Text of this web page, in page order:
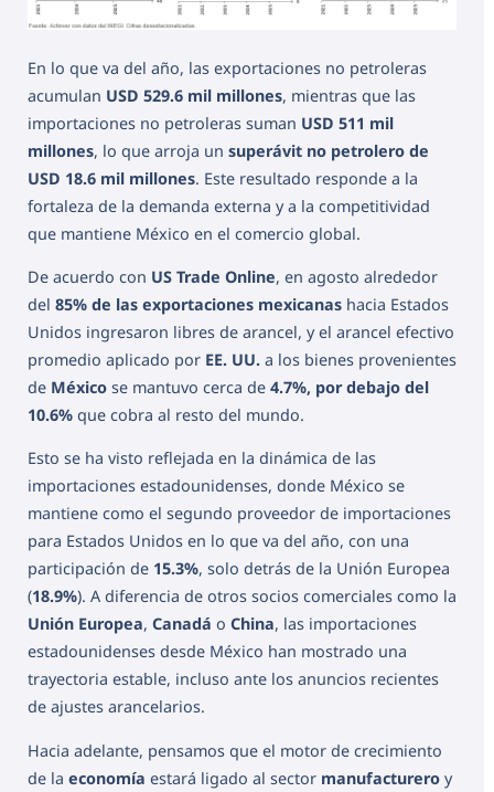
En lo que va del año, las exportaciones no petroleras
acumulan USD 529.6 mil millones, mientras que las
importaciones no petroleras suman USD 511 mil
millones, lo que arroja un superávit no petrolero de
USD 18.6 mil millones. Este resultado responde a la
fortaleza de la demanda externa y a la competitividad
que mantiene México en el comercio global.
De acuerdo con US Trade Online, en agosto alrededor
del 85% de las exportaciones mexicanas hacia Estados
Unidos ingresaron libres de arancel, y el arancel efectivo
promedio aplicado por EE. UU. a los bienes provenientes
de México se mantuvo cerca de 4.7%, por debajo del
10.6% que cobra al resto del mundo.
Esto se ha visto reflejada en la dinámica de las
importaciones estadounidenses, donde México se
mantiene como el segundo proveedor de importaciones
para Estados Unidos en lo que va del año, con una
participación de 15.3%, solo detrás de la Unión Europea
(18.9%). A diferencia de otros socios comerciales como la
Unión Europea, Canadá o China, las importaciones
estadounidenses desde México han mostrado una
trayectoria estable, incluso ante los anuncios recientes
de ajustes arancelarios.
Hacia adelante, pensamos que el motor de crecimiento
de la economía estará ligado al sector manufacturero y